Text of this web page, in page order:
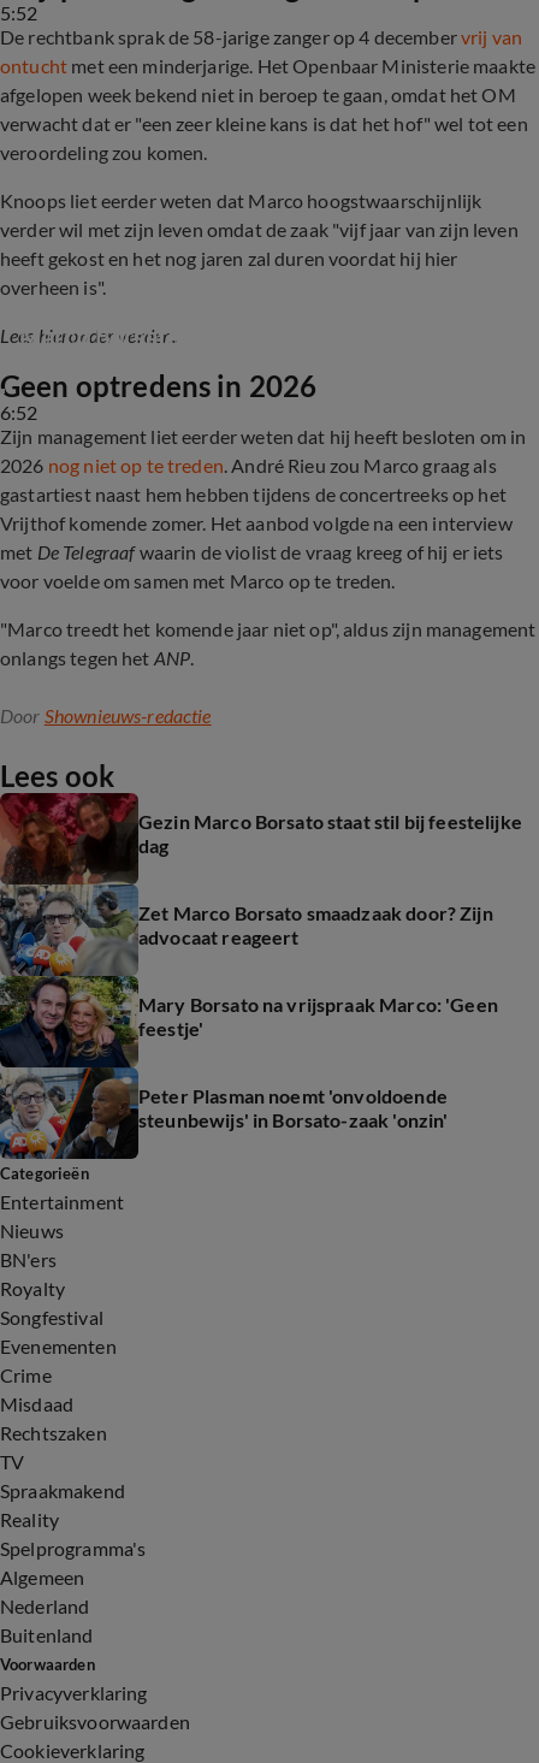
5:52
De rechtbank sprak de 58-jarige zanger op 4 decembervrij van
ontucht met een minderjarige. Het Openbaar Ministerie maakte
afgelopen week bekend niet in beroep te gaan, omdat het OM
verwacht dat er "een zeer kleine kans is dat het hof" wel tot een
veroordeling zou komen.
Knoops liet eerder weten dat Marco hoogstwaarschijnlijk
verder wil met zijn leven omdat de zaak "vijf jaar van zijn leven
heeft gekost en het nog jaren zal duren voordat hij hier
overheen is".
Lees hieronder verder...
6:52
Marco Borsato
Geen optredens in 2026
Zijn management liet eerder weten dat hij heeft besloten om in
2026 nog niet op te treden . André Rieu zou Marco graag als
gastartiest naast hem hebben tijdens de concertreeks op het
Vrijthof komende zomer. Het aanbod volgde na een interview
met De Telegraafwaarin de violist de vraag kreeg of hij er iets
voor voelde om samen met Marco op te treden.
"Marco treedt het komende jaar niet op", aldus zijn management
onlangs tegen het ANP
Door Shownieuws-redactie
Lees ook
Gezin Marco Borsato staat stil bij feestelijke
dag
Zet Marco Borsato smaadzaak door? Zijn
advocaat reageert
Mary Borsato na vrijspraak Marco: 'Geen
feestje'
Peter Plasman noemt 'onvoldoende
steunbewijs' in Borsato-zaak 'onzin'
Categorieën
Entertainment
Nieuws
BN'ers
Royalty
Songfestival
Evenementen
Crime
Misdaad
Rechtszaken
TV
Spraakmakend
Reality
Spelprogramma's
Algemeen
Nederland
Buitenland
Voorwaarden
Privacyverklaring
Gebruiksvoorwaarden
Cookieverklaring